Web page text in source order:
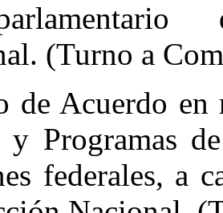
(Turno a
de Acuerdo
y Programas
federales, a